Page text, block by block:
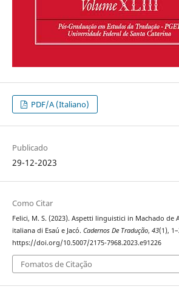
PDF/A (Italiano)
Publicado
29-12-2023
Como Citar
Felici, M. S. (2023). Aspetti linguistici in Machado de
italiana di Esaú e Jacó. Cadernos De Tradução, 43(1),
https://doi.org/10.5007/2175-7968.2023.e91226
Fomatos de Citação